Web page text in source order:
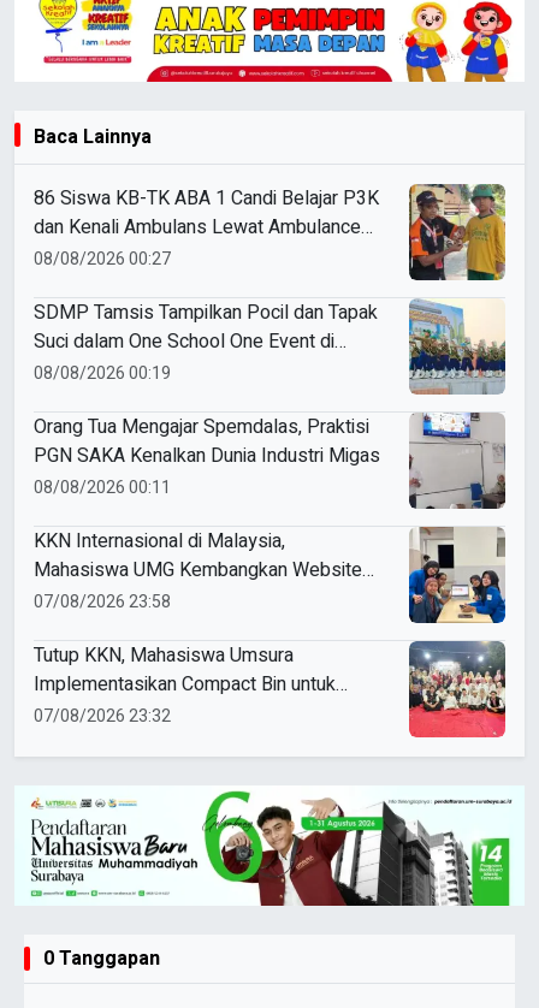
Baca Lainnya
86 Siswa KB-TK ABA 1 Candi Belajar P3K
dan Kenali Ambulans Lewat Ambulance
Goes to Schools
08/08/2026 00:27
SDMP Tamsis Tampilkan Pocil dan Tapak
Suci dalam One School One Event di
Mojokerto
08/08/2026 00:19
Orang Tua Mengajar Spemdalas, Praktisi
PGN SAKA Kenalkan Dunia Industri Migas
08/08/2026 00:11
KKN Internasional di Malaysia,
Mahasiswa UMG Kembangkan Website
Pengenalan Budaya Indonesia
07/08/2026 23:58
Tutup KKN, Mahasiswa Umsura
Implementasikan Compact Bin untuk
Sampah Anorganik di Ketabang
07/08/2026 23:32
0 Tanggapan